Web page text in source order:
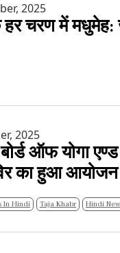
2025
चरण में मधुमेह:
2025
ऑफ योगा
का हुआ आयोजन
In Hindi Taja Khabr Hindi